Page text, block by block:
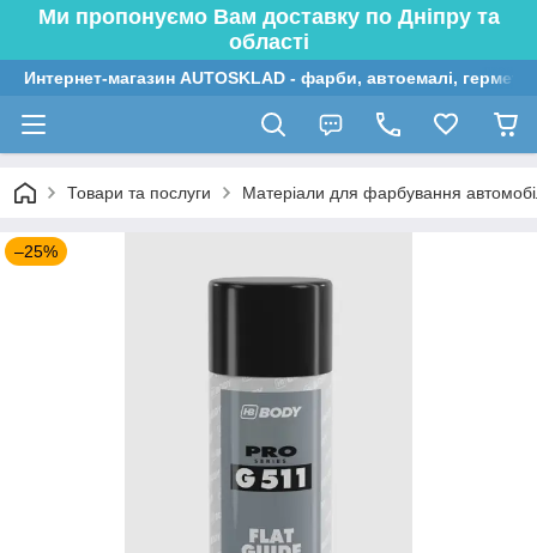
Ми пропонуємо Вам доставку по Дніпру та
області
Интернет-магазин AUTOSKLAD - фарби, автоемалі,
Товари та послуги Матеріали для фарбування
–25%